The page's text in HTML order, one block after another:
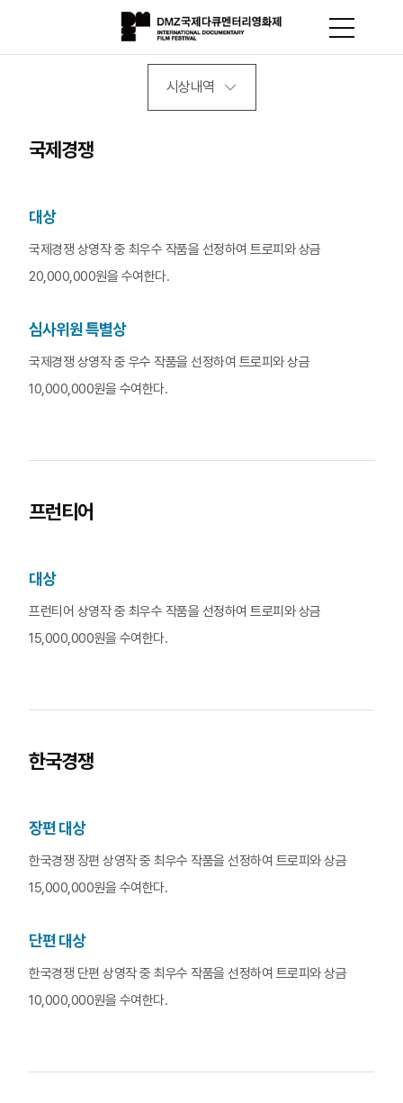
시상내역
국제경쟁
대상
국제경쟁 상영작 중 최우수 작품을 선정하여 트로피와 상금
20,000,000원을 수여한다.
심사위원 특별상
국제경쟁 상영작 중 우수 작품을 선정하여 트로피와 상금
10,000,000원을 수여한다.
프런티어
대상
프런티어 상영작 중 최우수 작품을 선정하여 트로피와 상금
15,000,000원을 수여한다.
한국경쟁
장편 대상
한국경쟁 장편 상영작 중 최우수 작품을 선정하여 트로피와 상금
15,000,000원을 수여한다.
단편 대상
한국경쟁 단편 상영작 중 최우수 작품을 선정하여 트로피와 상금
10,000,000원을 수여한다.